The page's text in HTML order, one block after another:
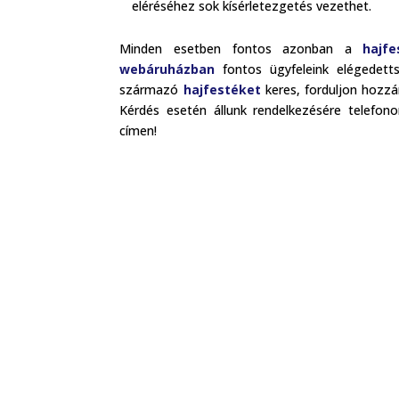
eléréséhez sok kísérletezgetés vezethet.
Minden esetben fontos azonban a
webáruházban fontos ügyfeleink
származó hajfestéket keres, forduljon
Kérdés esetén állunk rendelkezésére
címen!